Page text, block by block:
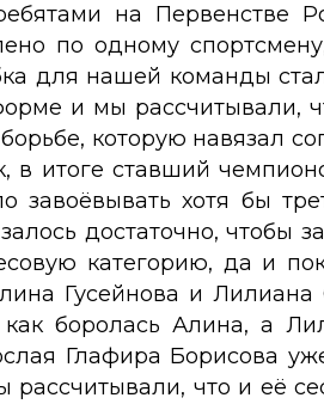
на Первенстве
по одному
для нашей команды
и мы рассчитывали,
которую навязал
в итоге ставший
хотя бы
достаточно, чтобы
категорию, да и
Гусейнова и
боролась Алина, а
Глафира Борисова
что и её